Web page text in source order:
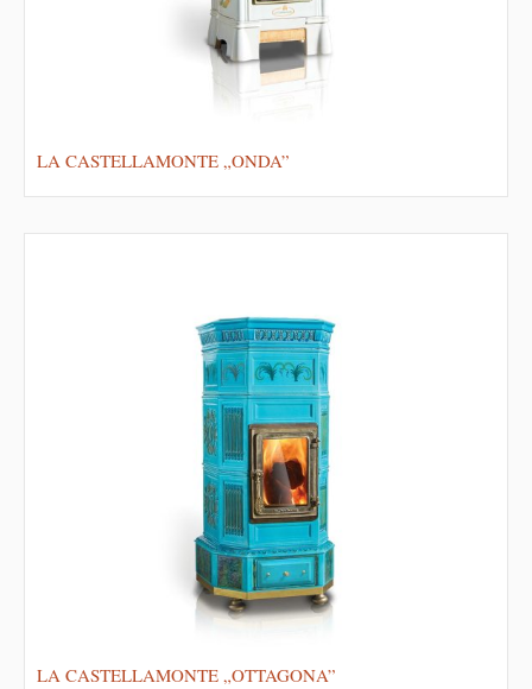
LA CASTELLAMONTE „ONDA”
LA CASTELLAMONTE „OTTAGONA”